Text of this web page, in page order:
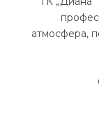
атмосфера,